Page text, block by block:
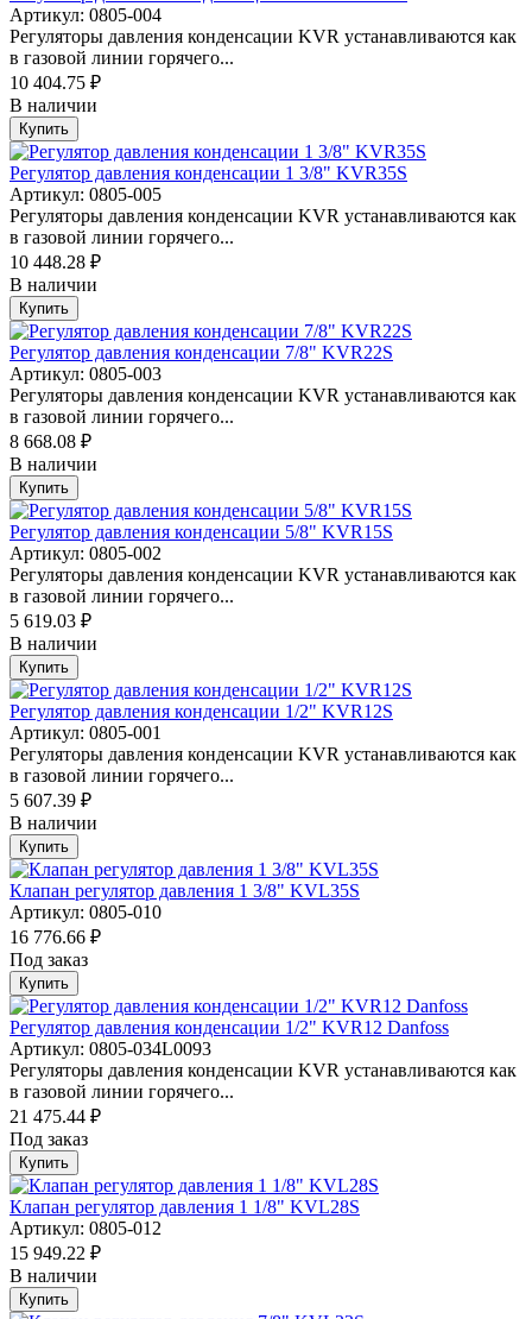
Артикул: 0805-004
Регуляторы давления конденсации KVR устанавливаются как
в газовой линии горячего...
10 404.75 ₽
В наличии
Купить
Регулятор давления конденсации 1 3/8" KVR35S
Артикул: 0805-005
Регуляторы давления конденсации KVR устанавливаются как
в газовой линии горячего...
10 448.28 ₽
В наличии
Купить
Регулятор давления конденсации 7/8" KVR22S
Артикул: 0805-003
Регуляторы давления конденсации KVR устанавливаются как
в газовой линии горячего...
8 668.08 ₽
В наличии
Купить
Регулятор давления конденсации 5/8" KVR15S
Артикул: 0805-002
Регуляторы давления конденсации KVR устанавливаются как
в газовой линии горячего...
5 619.03 ₽
В наличии
Купить
Регулятор давления конденсации 1/2" KVR12S
Артикул: 0805-001
Регуляторы давления конденсации KVR устанавливаются как
в газовой линии горячего...
5 607.39 ₽
В наличии
Купить
Клапан регулятор давления 1 3/8" KVL35S
Артикул: 0805-010
16 776.66 ₽
Под заказ
Купить
Регулятор давления конденсации 1/2" KVR12 Danfoss
Артикул: 0805-034L0093
Регуляторы давления конденсации KVR устанавливаются как
в газовой линии горячего...
21 475.44 ₽
Под заказ
Купить
Клапан регулятор давления 1 1/8" KVL28S
Артикул: 0805-012
15 949.22 ₽
В наличии
Купить